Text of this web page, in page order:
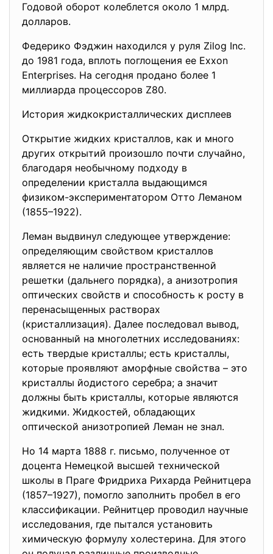
Годовой оборот колеблется около 1 млрд.
долларов.
Федерико Фэджин находился у руля Zilog Inc.
до 1981 года, вплоть поглощения ее Exxon
Enterprises. На сегодня продано более 1
миллиарда процессоров Z80.
История жидкокристаллических дисплеев
Открытие жидких кристаллов, как и много
других открытий произошло почти случайно,
благодаря необычному подходу в
определении кристалла выдающимся
физиком-экспериментатором Отто Леманом
(1855–1922).
Леман выдвинул следующее утверждение:
определяющим свойством кристаллов
является не наличие пространственной
решетки (дальнего порядка), а анизотропия
оптических свойств и способность к росту в
перенасыщенных растворах
(кристаллизация). Далее последовал вывод,
основанный на многолетних исследованиях:
есть твердые кристаллы; есть кристаллы,
которые проявляют аморфные свойства – это
кристаллы йодистого серебра; а значит
должны быть кристаллы, которые являются
жидкими. Жидкостей, обладающих
оптической анизотропией Леман не знал.
Но 14 марта 1888 г. письмо, полученное от
доцента Немецкой высшей технической
школы в Праге Фридриха Рихарда Рейнитцера
(1857–1927), помогло заполнить пробел в его
классификации. Рейнитцер проводил научные
исследования, где пытался установить
химическую формулу холестерина. Для этого